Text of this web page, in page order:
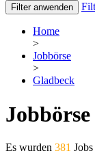
Filter anwenden
Home
>
Jobbörse
>
Gladbeck
Es wurden 381